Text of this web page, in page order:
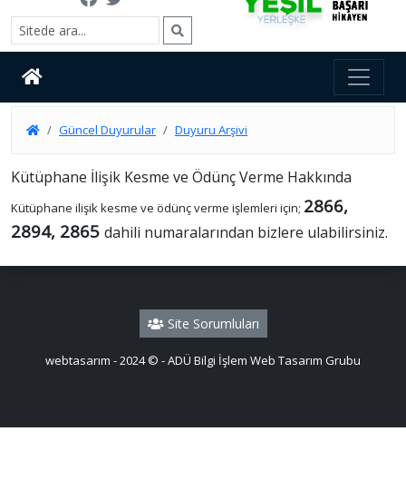
Güncel Duyurular Duyuru Arşivi
Kütüphane İlişik Kesme ve Ödünç Verme Hakkında
Kütüphane ilişik kesme ve ödünç verme işlemleri için; 2866,
2894, 2865 dahili numaralarından bizlere ulabilirsiniz.
Site Sorumluları
webtasarım - 2024 © - ADÜ Bilgi İşlem Web Tasarım Grubu